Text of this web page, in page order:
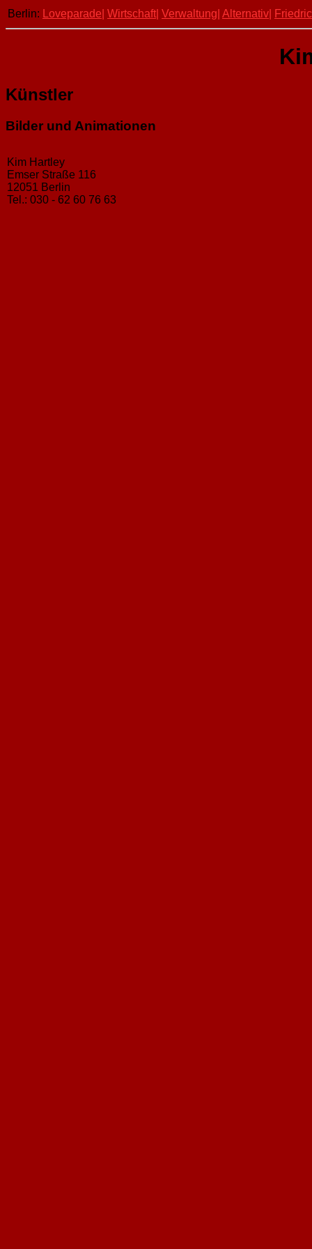
Berlin: Loveparade| Wirtschaft| Verwaltung| Alternativ|
Künstler
Bilder und Animationen
Kim Hartley
Emser Straße 116
12051 Berlin
Tel.: 030 - 62 60 76 63